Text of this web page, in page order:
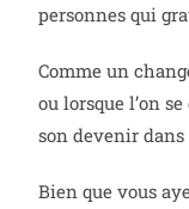
personnes qui
Comme un
ou lorsque l’on
son devenir dans
Bien que vous